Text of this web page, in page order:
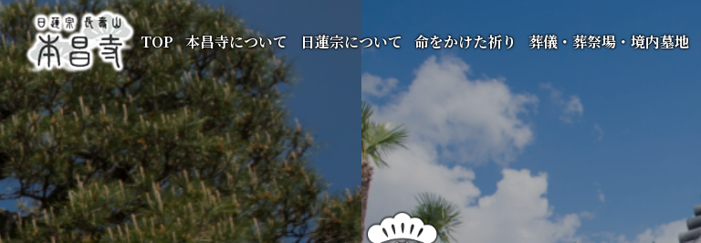
TOP 本昌寺について 日蓮宗について 命をかけた祈り 葬儀・葬祭場・境内墓地